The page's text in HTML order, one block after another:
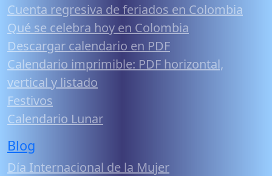
Cuenta regresiva de feriados en Colombia
Qué se celebra hoy en Colombia
Descargar calendario en PDF
Calendario imprimible: PDF horizontal,
vertical y listado
Festivos
Calendario Lunar
Blog
Día Internacional de la Mujer